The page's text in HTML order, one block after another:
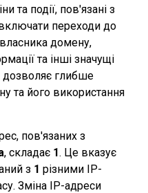
та події, пов'язані з
переходи до
власника домену,
та інші значущі
дозволяє глибше
та його використання
пов'язаних з
, складає 1. Це вказує
з 1 різними IP-
Зміна IP-адреси